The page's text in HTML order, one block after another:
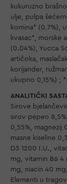
kukuruzno
ulje, pulpa
komina* (0.7%),
kvasac*, morske
(0.04%), Yucca
artičoka,
korijander,
ukupno 0,15%) ;
ANALITIČKI
Sirove
sirov pepeo
0,55%, magnezij
masne kiseline
D3 1200 I.U.,
mg, vitamin B6 4
mg, niacin 40
Elementi u